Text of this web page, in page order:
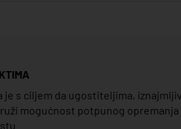
je s ciljem da ugostiteljima,
mogućnost potpunog